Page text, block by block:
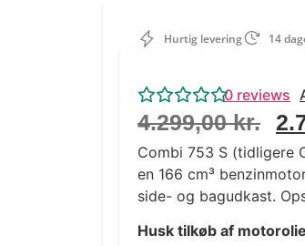
Hurtig levering 14
0 reviews
4.299,00kr.
Combi 753 S (tidligere
en 166 cm³
side- og bagudkast.
Husk tilkøb af